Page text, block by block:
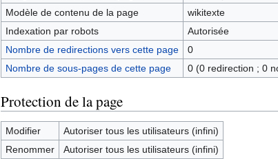
Modèle de contenu de la page
wikitexte
Indexation par robots
Autorisée
Nombre de redirections vers cette page
0
Nombre de sous-pages de cette page
0 (0 redirection ; 0
Protection de la page
Modifier
Autoriser tous les utilisateurs (infini)
Renommer
Autoriser tous les utilisateurs (infini)